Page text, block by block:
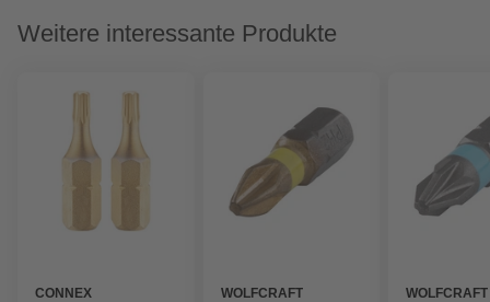
Weitere interessante Produkte
CONNEX
WOLFCRAFT
WOLFCRAFT